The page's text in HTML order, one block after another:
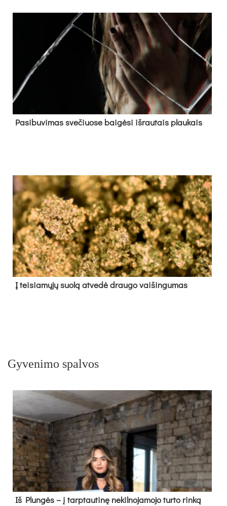
Pa­si­bu­vi­mas sve­čiuo­se bai­gė­si iš­rau­tais plau­kais
Į tei­sia­mų­jų suo­lą at­ve­dė drau­go vai­šin­gu­mas
Gyvenimo spalvos
Iš Plungės – į tarptautinę nekilnojamojo turto rinką